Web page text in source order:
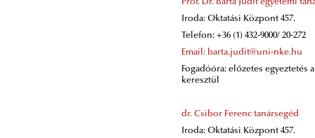
Prof. Dr. Barta Judit egyetemi
Iroda: Oktatási Központ 457.
Telefon: +36 (1) 432-9000/ 20-272
Email: barta.judit@uni-nke.hu
Fogadóóra: előzetes egyeztetés
keresztül
dr. Csibor Ferenc tanársegéd
Iroda: Oktatási Központ 457.